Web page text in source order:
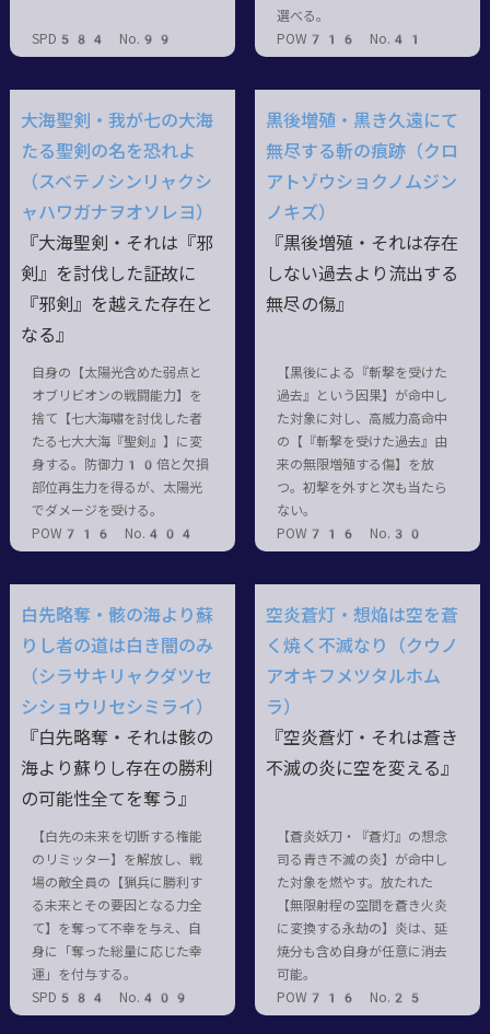
SPD584 No.99
選べる。
POW716 No.41
大海聖剣・我が七の大海
たる聖剣の名を恐れよ
（スベテノシンリャクシ
ャハワガナヲオソレヨ）
『大海聖剣・それは『邪
剣』を討伐した証故に
『邪剣』を越えた存在と
なる』
自身の【太陽光含めた弱点と
オブリビオンの戦闘能力】を
捨て【七大海嘯を討伐した者
たる七大大海『聖剣』】に変
身する。防御力10倍と欠損
部位再生力を得るが、太陽光
でダメージを受ける。
POW716 No.404
黒後増殖・黒き久遠にて
無尽する斬の痕跡（クロ
アトゾウショクノムジン
ノキズ）
『黒後増殖・それは存在
しない過去より流出する
無尽の傷』
【黒後による『斬撃を受けた
過去』という因果】が命中し
た対象に対し、高威力高命中
の【『斬撃を受けた過去』由
来の無限増殖する傷】を放
つ。初撃を外すと次も当たら
ない。
POW716 No.30
白先略奪・骸の海より蘇
りし者の道は白き闇のみ
（シラサキリャクダツセ
シショウリセシミライ）
『白先略奪・それは骸の
海より蘇りし存在の勝利
の可能性全てを奪う』
【白先の未来を切断する権能
のリミッター】を解放し、戦
場の敵全員の【猟兵に勝利す
る未来とその要因となる力全
て】を奪って不幸を与え、自
身に「奪った総量に応じた幸
運」を付与する。
SPD584 No.409
空炎蒼灯・想焔は空を蒼
く焼く不滅なり（クウノ
アオキフメツタルホム
ラ）
『空炎蒼灯・それは蒼き
不滅の炎に空を変える』
【蒼炎妖刀・『蒼灯』の想念
司る青き不滅の炎】が命中し
た対象を燃やす。放たれた
【無限射程の空間を蒼き火炎
に変換する永劫の】炎は、延
焼分も含め自身が任意に消去
可能。
POW716 No.25